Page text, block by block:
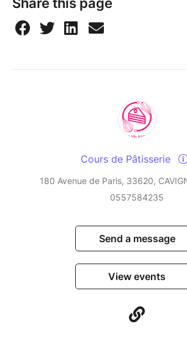
Cours de Pâtisserie
180 Avenue de Paris, 33620,
0557584235
Send a message
View events